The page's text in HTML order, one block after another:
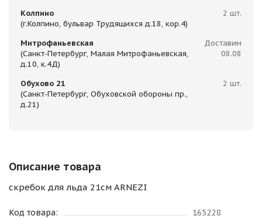
Колпино
(г.Колпино, бульвар Трудящихся д.18, кор.4)
2 шт.
Митрофаньевская
(Санкт-Петербург, Малая Митрофаньевская,
д.10, к.4Д)
Доставим
08.08
Обухово 21
(Санкт-Петербург, Обуховской обороны пр.,
д.21)
2 шт.
Описание товара
скребок для льда 21см ARNEZI
Код товара:
165228